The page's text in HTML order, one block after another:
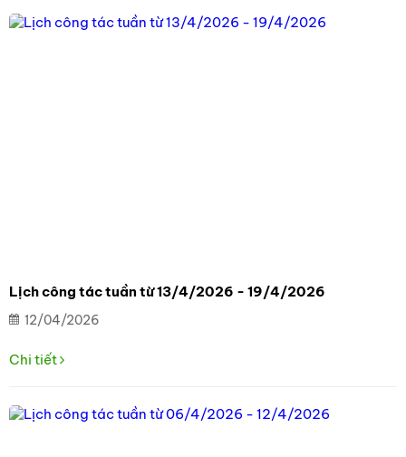
Lịch công tác tuần từ 13/4/2026 - 19/4/2026
12/04/2026
Chi tiết